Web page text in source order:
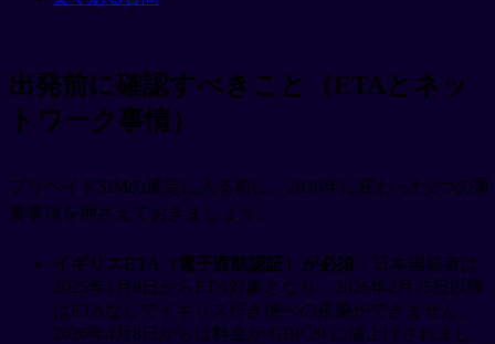
出発前に確認すべきこと（ETAとネッ
トワーク事情）
プリペイドSIMの選定に入る前に、2026年に変わった2つの重
要事項を押さえておきましょう。
イギリスETA（電子渡航認証）が必須 ：日本国籍者は
2025年1月8日からETA対象となり、2026年2月25日以降
はETAなしでイギリス行き便への搭乗ができません。
2026年4月8日からは料金が GBP 20 に値上げされまし